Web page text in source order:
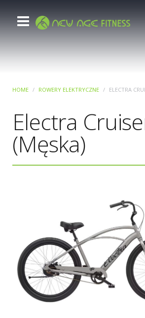
HOME ROWERY ELEKTRYCZNE ELECTRA
Electra
(Męska)